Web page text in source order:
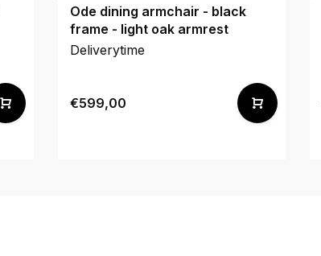
Ode dining armchair - black
frame - light oak armrest
Deliverytime
€599,00